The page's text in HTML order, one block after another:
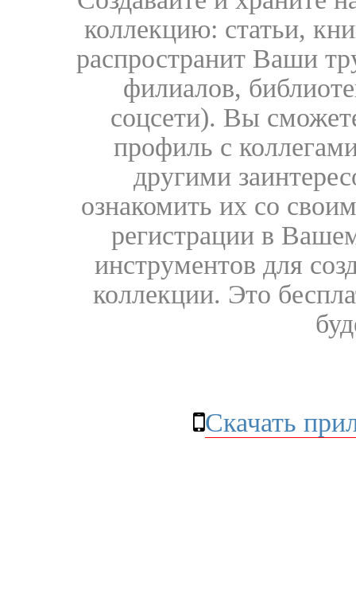
коллекцию: статьи,
распространит Ваши
филиалов,
соцсети). Вы
профиль с
другими
ознакомить их со
регистрации в
инструментов для
коллекции. Это
Скачать